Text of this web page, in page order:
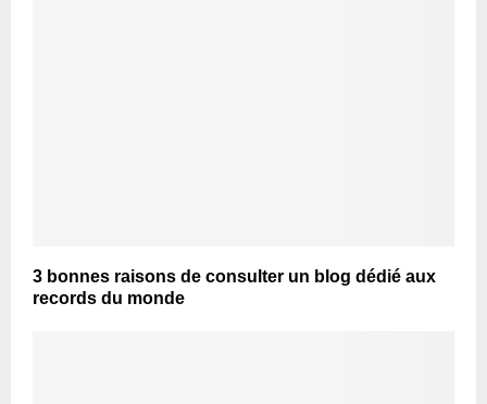
3 bonnes raisons de consulter un blog dédié aux
records du monde